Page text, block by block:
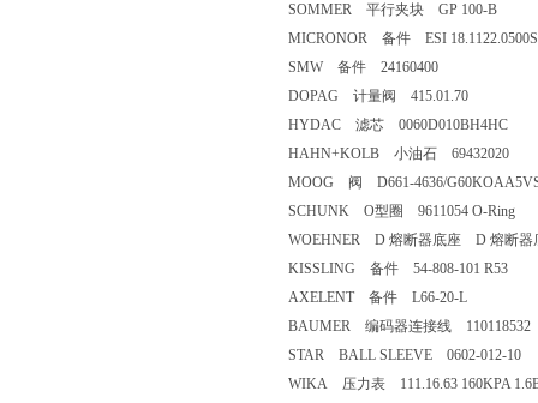
SOMMER 平行夹块 GP 100-B
MICRONOR 备件 ESI 18.1122.0500S
SMW 备件 24160400
DOPAG 计量阀 415.01.70
HYDAC 滤芯 0060D010BH4HC
HAHN+KOLB 小油石 69432020
MOOG 阀 D661-4636/
SCHUNK O型圈 9611054 O-Ring
WOEHNER D 熔断器底座 D 熔断器
KISSLING 备件 54-808-101 R53
AXELENT 备件 L66-20-L
BAUMER 编码器连接线 110118532
STAR BALL SLEEVE 0602-012-10
WIKA 压力表 111.16.63 160KPA